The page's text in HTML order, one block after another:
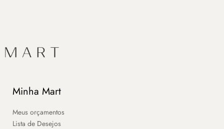
Minha Mart
Meus orçamentos
Lista de Desejos